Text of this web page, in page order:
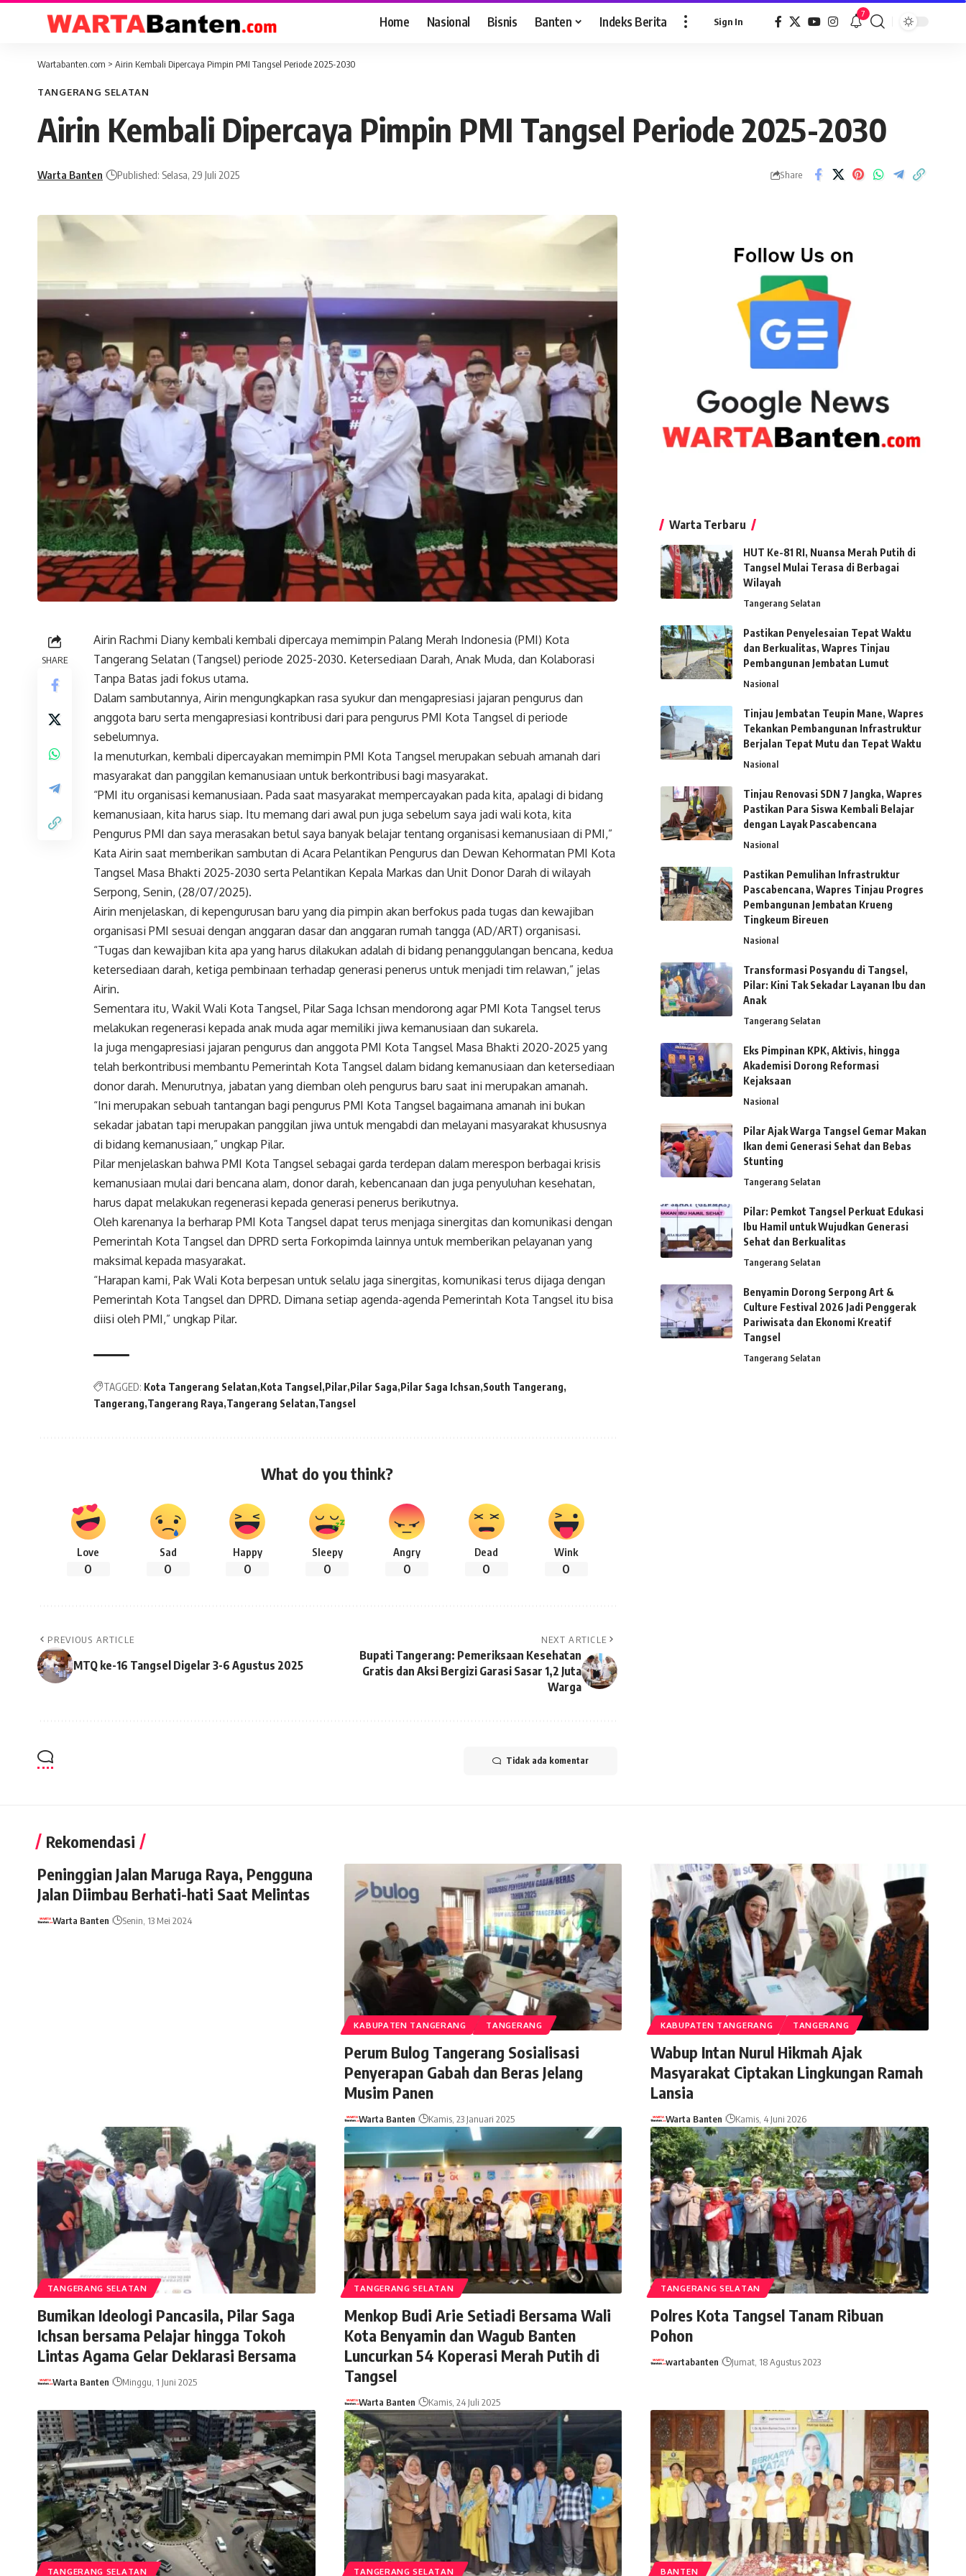
Home Nasional Bisnis Banten Indeks Berita Sign In
7
Wartabanten.com > Airin Kembali Dipercaya Pimpin PMI Tangsel Periode 2025-2030
TANGERANG SELATAN
Airin Kembali Dipercaya Pimpin PMI Tangsel Periode 2025-2030
Warta Banten Published: Selasa, 29 Juli 2025 Share
SHARE
Airin Rachmi Diany kembali kembali dipercaya memimpin Palang Merah Indonesia (PMI) Kota
Tangerang Selatan (Tangsel) periode 2025-2030. Ketersediaan Darah, Anak Muda, dan Kolaborasi
Tanpa Batas jadi fokus utama.
Dalam sambutannya, Airin mengungkapkan rasa syukur dan mengapresiasi jajaran pengurus dan
anggota baru serta mengapresiasi kontribusi dari para pengurus PMI Kota Tangsel di periode
sebelumnya.
Ia menuturkan, kembali dipercayakan memimpin PMI Kota Tangsel merupakan sebuah amanah dari
masyarakat dan panggilan kemanusiaan untuk berkontribusi bagi masyarakat.
“PMI itu organisasi kemanusiaan. Pada saat masyarakat mempercayakan pada kita, apalagi di bidang
kemanusiaan, kita harus siap. Itu memang dari awal pun juga sebelum saya jadi wali kota, kita
Pengurus PMI dan saya merasakan betul saya banyak belajar tentang organisasi kemanusiaan di PMI,”
Kata Airin saat memberikan sambutan di Acara Pelantikan Pengurus dan Dewan Kehormatan PMI Kota
Tangsel Masa Bhakti 2025-2030 serta Pelantikan Kepala Markas dan Unit Donor Darah di wilayah
Serpong, Senin, (28/07/2025).
Airin menjelaskan, di kepengurusan baru yang dia pimpin akan berfokus pada tugas dan kewajiban
organisasi PMI sesuai dengan anggaran dasar dan anggaran rumah tangga (AD/ART) organisasi.
“Tugas dan kewajiban kita apa yang harus dilakukan adalah di bidang penanggulangan bencana, kedua
ketersediaan darah, ketiga pembinaan terhadap generasi penerus untuk menjadi tim relawan,” jelas
Airin.
Sementara itu, Wakil Wali Kota Tangsel, Pilar Saga Ichsan mendorong agar PMI Kota Tangsel terus
melakukan regenerasi kepada anak muda agar memiliki jiwa kemanusiaan dan sukarela.
Ia juga mengapresiasi jajaran pengurus dan anggota PMI Kota Tangsel Masa Bhakti 2020-2025 yang
telah berkontribusi membantu Pemerintah Kota Tangsel dalam bidang kemanusiaan dan ketersediaan
donor darah. Menurutnya, jabatan yang diemban oleh pengurus baru saat ini merupakan amanah.
“Ini merupakan sebuah tantangan bagi pengurus PMI Kota Tangsel bagaimana amanah ini bukan
sekadar jabatan tapi merupakan panggilan jiwa untuk mengabdi dan melayani masyarakat khususnya
di bidang kemanusiaan,” ungkap Pilar.
Pilar menjelaskan bahwa PMI Kota Tangsel sebagai garda terdepan dalam merespon berbagai krisis
kemanusiaan mulai dari bencana alam, donor darah, kebencanaan dan juga penyuluhan kesehatan,
harus dapat melakukan regenerasi kepada generasi penerus berikutnya.
Oleh karenanya Ia berharap PMI Kota Tangsel dapat terus menjaga sinergitas dan komunikasi dengan
Pemerintah Kota Tangsel dan DPRD serta Forkopimda lainnya untuk memberikan pelayanan yang
maksimal kepada masyarakat.
“Harapan kami, Pak Wali Kota berpesan untuk selalu jaga sinergitas, komunikasi terus dijaga dengan
Pemerintah Kota Tangsel dan DPRD. Dimana setiap agenda-agenda Pemerintah Kota Tangsel itu bisa
diisi oleh PMI,” ungkap Pilar.
TAGGED: Kota Tangerang Selatan Kota Tangsel Pilar Pilar Saga Pilar Saga Ichsan South Tangerang
Tangerang Tangerang Raya Tangerang Selatan Tangsel
What do you think?
Love
0
Sad
0
Happy
0
Sleepy
0
Angry
0
Dead
0
Wink
0
PREVIOUS ARTICLE
MTQ ke-16 Tangsel Digelar 3-6 Agustus 2025
NEXT ARTICLE
Bupati Tangerang: Pemeriksaan Kesehatan
Gratis dan Aksi Bergizi Garasi Sasar 1,2 Juta
Warga
Tidak ada komentar
Warta Terbaru
HUT Ke-81 RI, Nuansa Merah Putih di
Tangsel Mulai Terasa di Berbagai
Wilayah
Tangerang Selatan
Pastikan Penyelesaian Tepat Waktu
dan Berkualitas, Wapres Tinjau
Pembangunan Jembatan Lumut
Nasional
Tinjau Jembatan Teupin Mane, Wapres
Tekankan Pembangunan Infrastruktur
Berjalan Tepat Mutu dan Tepat Waktu
Nasional
Tinjau Renovasi SDN 7 Jangka, Wapres
Pastikan Para Siswa Kembali Belajar
dengan Layak Pascabencana
Nasional
Pastikan Pemulihan Infrastruktur
Pascabencana, Wapres Tinjau Progres
Pembangunan Jembatan Krueng
Tingkeum Bireuen
Nasional
Transformasi Posyandu di Tangsel,
Pilar: Kini Tak Sekadar Layanan Ibu dan
Anak
Tangerang Selatan
Eks Pimpinan KPK, Aktivis, hingga
Akademisi Dorong Reformasi
Kejaksaan
Nasional
Pilar Ajak Warga Tangsel Gemar Makan
Ikan demi Generasi Sehat dan Bebas
Stunting
Tangerang Selatan
Pilar: Pemkot Tangsel Perkuat Edukasi
Ibu Hamil untuk Wujudkan Generasi
Sehat dan Berkualitas
Tangerang Selatan
Benyamin Dorong Serpong Art &
Culture Festival 2026 Jadi Penggerak
Pariwisata dan Ekonomi Kreatif
Tangsel
Tangerang Selatan
Rekomendasi
Peninggian Jalan Maruga Raya, Pengguna
Jalan Diimbau Berhati-hati Saat Melintas
Warta Banten Senin, 13 Mei 2024
KABUPATEN TANGERANG TANGERANG
Perum Bulog Tangerang Sosialisasi
Penyerapan Gabah dan Beras Jelang
Musim Panen
Warta Banten Kamis, 23 Januari 2025
KABUPATEN TANGERANG TANGERANG
Wabup Intan Nurul Hikmah Ajak
Masyarakat Ciptakan Lingkungan Ramah
Lansia
Warta Banten Kamis, 4 Juni 2026
TANGERANG SELATAN
Bumikan Ideologi Pancasila, Pilar Saga
Ichsan bersama Pelajar hingga Tokoh
Lintas Agama Gelar Deklarasi Bersama
Warta Banten Minggu, 1 Juni 2025
TANGERANG SELATAN
Menkop Budi Arie Setiadi Bersama Wali
Kota Benyamin dan Wagub Banten
Luncurkan 54 Koperasi Merah Putih di
Tangsel
Warta Banten Kamis, 24 Juli 2025
TANGERANG SELATAN
Polres Kota Tangsel Tanam Ribuan
Pohon
wartabanten Jumat, 18 Agustus 2023
TANGERANG SELATAN TANGERANG SELATAN BANTEN